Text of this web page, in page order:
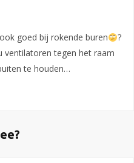
goed bij rokende buren
?
ventilatoren tegen het raam
te houden…